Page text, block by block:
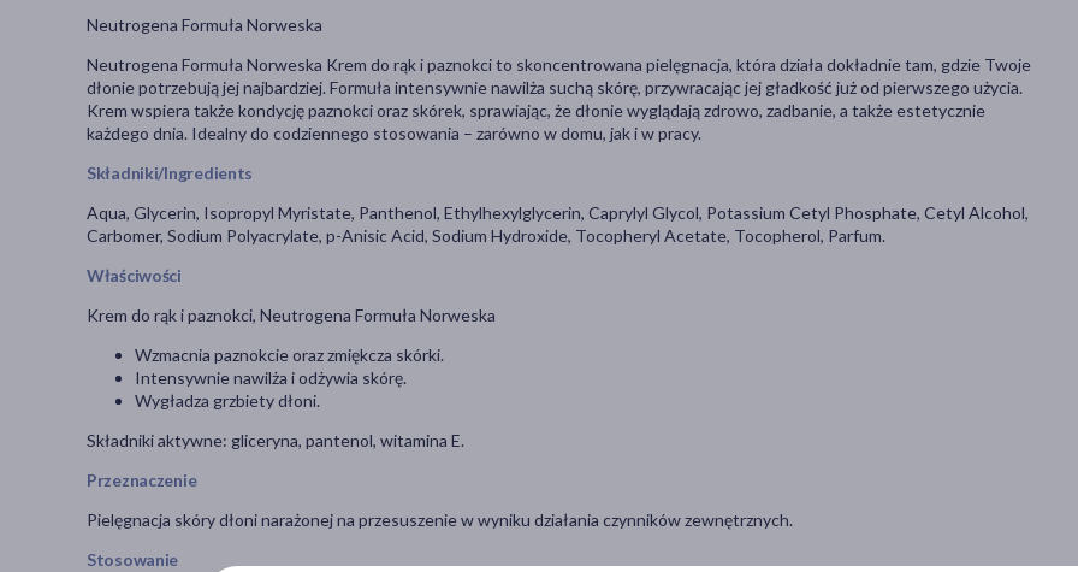
Neutrogena Formuła Norweska
Neutrogena Formuła Norweska Krem do rąk i paznokci to skoncentrowana pielęgnacja, która działa dokładnie tam, gdzie Twoje
dłonie potrzebują jej najbardziej. Formuła intensywnie nawilża suchą skórę, przywracając jej gładkość już od pierwszego użycia.
Krem wspiera także kondycję paznokci oraz skórek, sprawiając, że dłonie wyglądają zdrowo, zadbanie, a także estetycznie
każdego dnia. Idealny do codziennego stosowania – zarówno w domu, jak i w pracy.
Składniki/Ingredients
Aqua, Glycerin, Isopropyl Myristate, Panthenol, Ethylhexylglycerin, Caprylyl Glycol, Potassium Cetyl Phosphate, Cetyl Alcohol,
Carbomer, Sodium Polyacrylate, p-Anisic Acid, Sodium Hydroxide, Tocopheryl Acetate, Tocopherol, Parfum.
Właściwości
Krem do rąk i paznokci, Neutrogena Formuła Norweska
Wzmacnia paznokcie oraz zmiękcza skórki.
Intensywnie nawilża i odżywia skórę.
Wygładza grzbiety dłoni.
Składniki aktywne: gliceryna, pantenol, witamina E.
Przeznaczenie
Pielęgnacja skóry dłoni narażonej na przesuszenie w wyniku działania czynników zewnętrznych.
Stosowanie